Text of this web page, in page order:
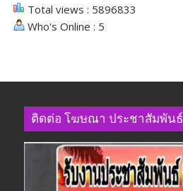
Total views : 5896833
Who's Online : 5
ติดต่อ​ โฆษณา​ ประชาสัมพันธ์